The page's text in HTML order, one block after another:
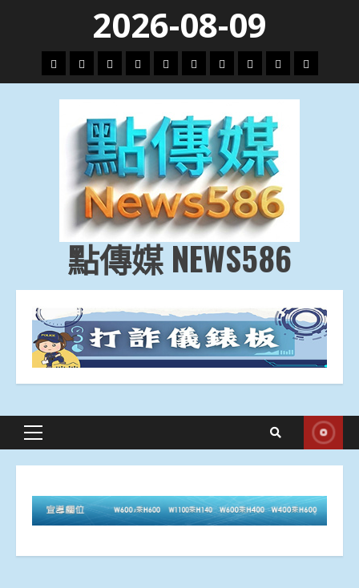
content
2026-08-09
頭
條
財
經
地
方.
會
文
教.
技
專
題
娛
樂
劇
政
治
國
際
運
動
生
活
點傳媒 NEWS586
Primary